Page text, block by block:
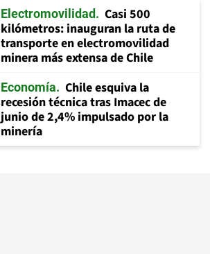
Electromovilidad
Casi 500
kilómetros: inauguran la ruta de
transporte en electromovilidad
minera más extensa de Chile
Economía
Chile esquiva la
recesión técnica tras Imacec de
junio de 2,4% impulsado por la
minería